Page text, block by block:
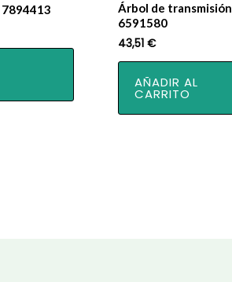
7894413
Árbol de transmisión
6591580
43,51 €
AÑADIR AL
CARRITO